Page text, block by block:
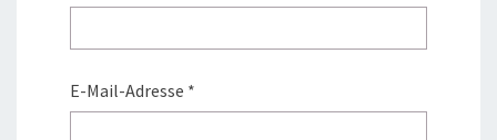
E-Mail-Adresse *